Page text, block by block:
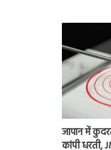
जापान में
कांपी धरती,